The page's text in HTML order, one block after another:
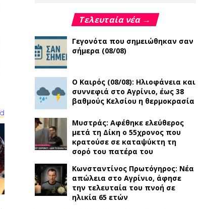
Τελευταία νέα →
Γεγονότα που σημειώθηκαν σαν
σήμερα (08/08)
Ο Καιρός (08/08): Ηλιοφάνεια και
συννεφιά στο Αγρίνιο, έως 38
βαθμούς Κελσίου η θερμοκρασία
Μυστράς: Αφέθηκε ελεύθερος
μετά τη Δίκη ο 55χρονος που
κρατούσε σε καταψύκτη τη
σορό του πατέρα του
Κωνσταντίνος Πρωτόγηρος: Νέα
απώλεια στο Αγρίνιο, άφησε
την τελευταία του πνοή σε
ηλικία 65 ετών